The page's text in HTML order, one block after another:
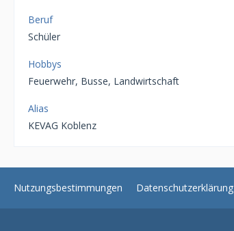
Beruf
Schüler
Hobbys
Feuerwehr, Busse, Landwirtschaft
Alias
KEVAG Koblenz
Nutzungsbestimmungen Datenschutzerklärung